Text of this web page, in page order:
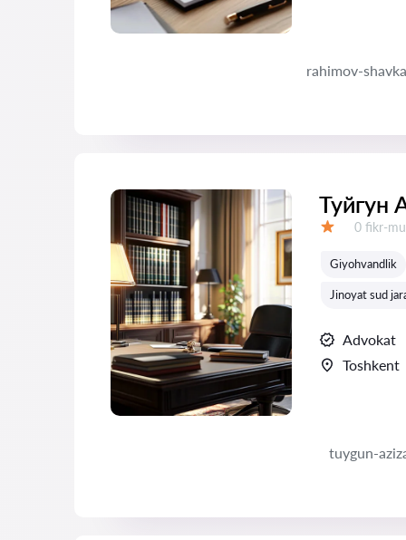
rahimov-
Туйгун
Fikrlar:
0 fikr-
Giyohvandlik
Jinoyat sud
Advokat
Toshkent
tuygun-